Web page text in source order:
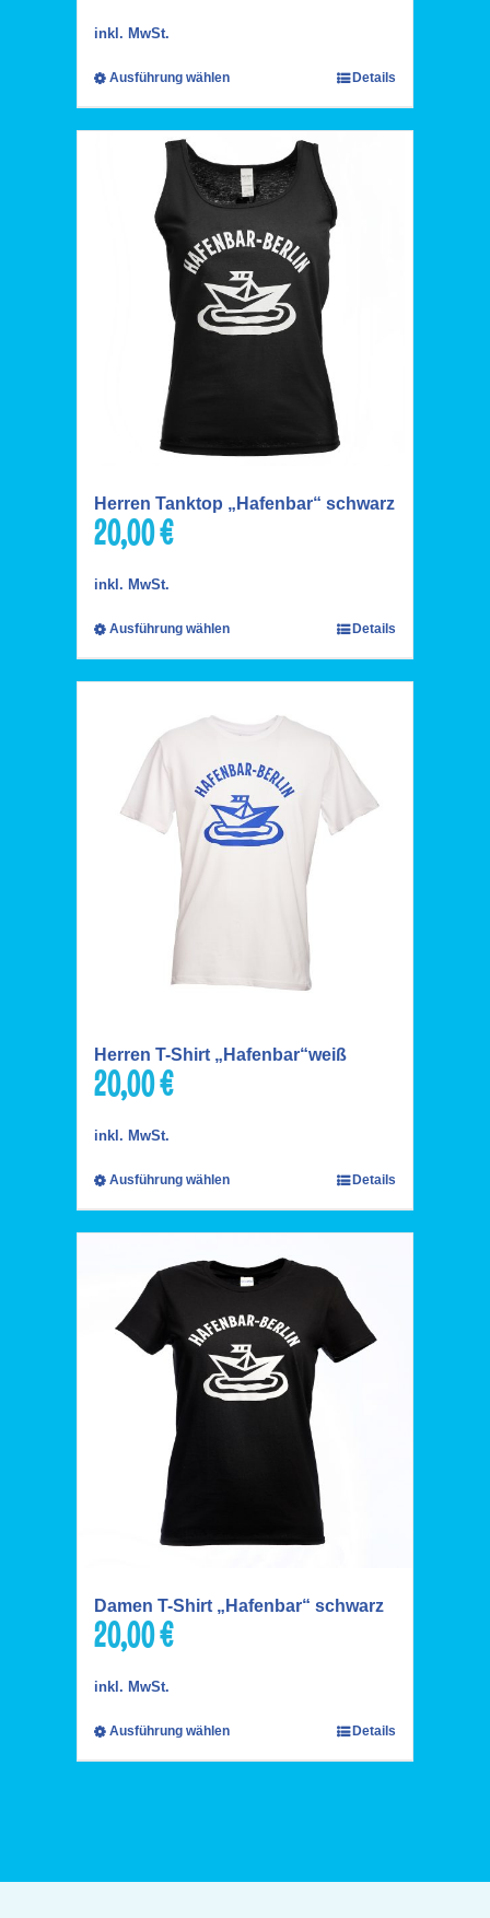
inkl. MwSt.
Ausführung wählen Details
Herren Tanktop „Hafenbar“ schwarz
20,00€
inkl. MwSt.
Ausführung wählen Details
Herren T-Shirt „Hafenbar“weiß
20,00€
inkl. MwSt.
Ausführung wählen Details
Damen T-Shirt „Hafenbar“ schwarz
20,00€
inkl. MwSt.
Ausführung wählen Details